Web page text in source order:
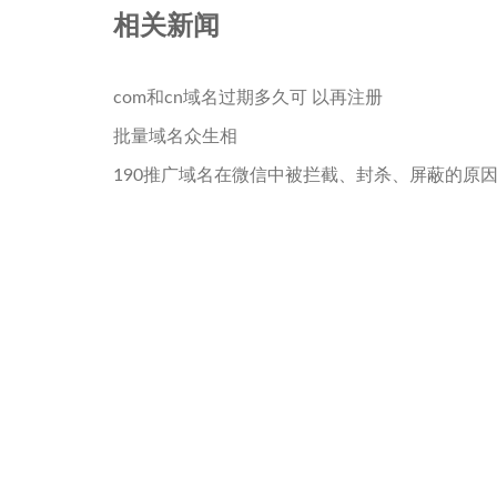
相关新闻
com和cn域名过期多久可 以再注册
批量域名众生相
190推广域名在微信中被拦截、封杀、屏蔽的原